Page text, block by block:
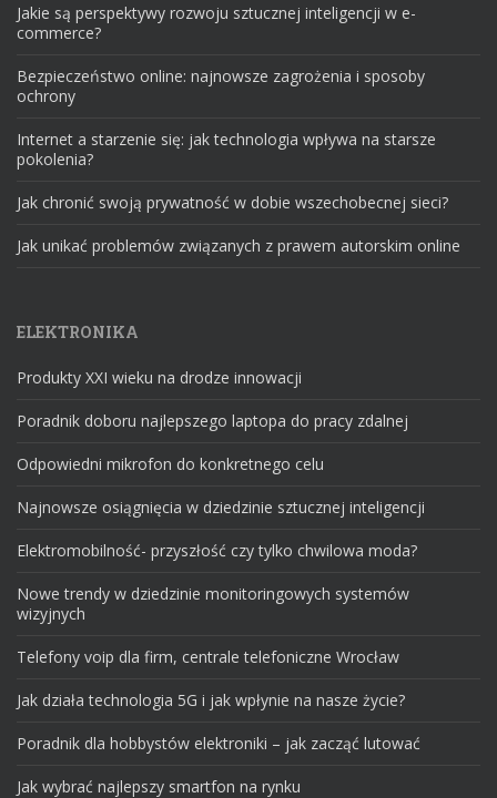
Jakie są perspektywy rozwoju sztucznej inteligencji w e-
commerce?
Bezpieczeństwo online: najnowsze zagrożenia i sposoby
ochrony
Internet a starzenie się: jak technologia wpływa na starsze
pokolenia?
Jak chronić swoją prywatność w dobie wszechobecnej sieci?
Jak unikać problemów związanych z prawem autorskim online
ELEKTRONIKA
Produkty XXI wieku na drodze innowacji
Poradnik doboru najlepszego laptopa do pracy zdalnej
Odpowiedni mikrofon do konkretnego celu
Najnowsze osiągnięcia w dziedzinie sztucznej inteligencji
Elektromobilność- przyszłość czy tylko chwilowa moda?
Nowe trendy w dziedzinie monitoringowych systemów
wizyjnych
Telefony voip dla firm, centrale telefoniczne Wrocław
Jak działa technologia 5G i jak wpłynie na nasze życie?
Poradnik dla hobbystów elektroniki – jak zacząć lutować
Jak wybrać najlepszy smartfon na rynku